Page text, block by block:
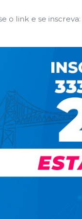
o link e se inscreva: